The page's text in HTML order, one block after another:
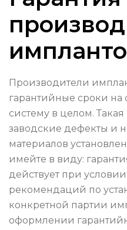
Производители
гарантийные сроки на
систему в целом.
заводские дефекты и
материалов
имейте в виду:
действует при
рекомендаций по
конкретной партии
оформлении